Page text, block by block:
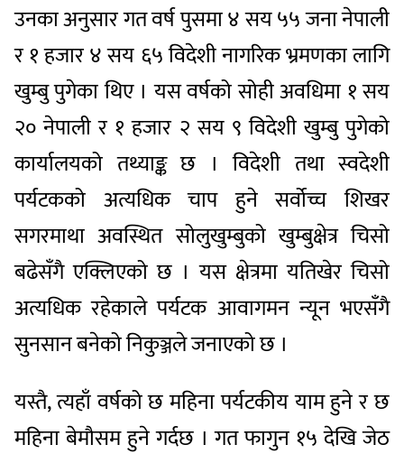
उनका अनुसार गत वर्ष पुसमा ४ सय ५५ जना नेपाली
र १ हजार ४ सय ६५ विदेशी नागरिक भ्रमणका लागि
खुम्बु पुगेका थिए । यस वर्षको सोही अवधिमा १ सय
२० नेपाली र १ हजार २ सय ९ विदेशी खुम्बु पुगेको
कार्यालयको तथ्याङ्क छ । विदेशी तथा स्वदेशी
पर्यटकको अत्यधिक चाप हुने सर्वोच्च शिखर
सगरमाथा अवस्थित सोलुखुम्बुको खुम्बुक्षेत्र चिसो
बढेसँगै एक्लिएको छ । यस क्षेत्रमा यतिखेर चिसो
अत्यधिक रहेकाले पर्यटक आवागमन न्यून भएसँगै
सुनसान बनेको निकुञ्जले जनाएको छ ।
यस्तै, त्यहाँ वर्षको छ महिना पर्यटकीय याम हुने र छ
महिना बेमौसम हुने गर्दछ । गत फागुन १५ देखि जेठ